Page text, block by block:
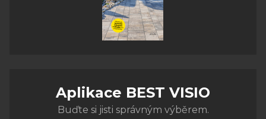
Aplikace BEST VISIO
Buďte si jisti správným výběrem.